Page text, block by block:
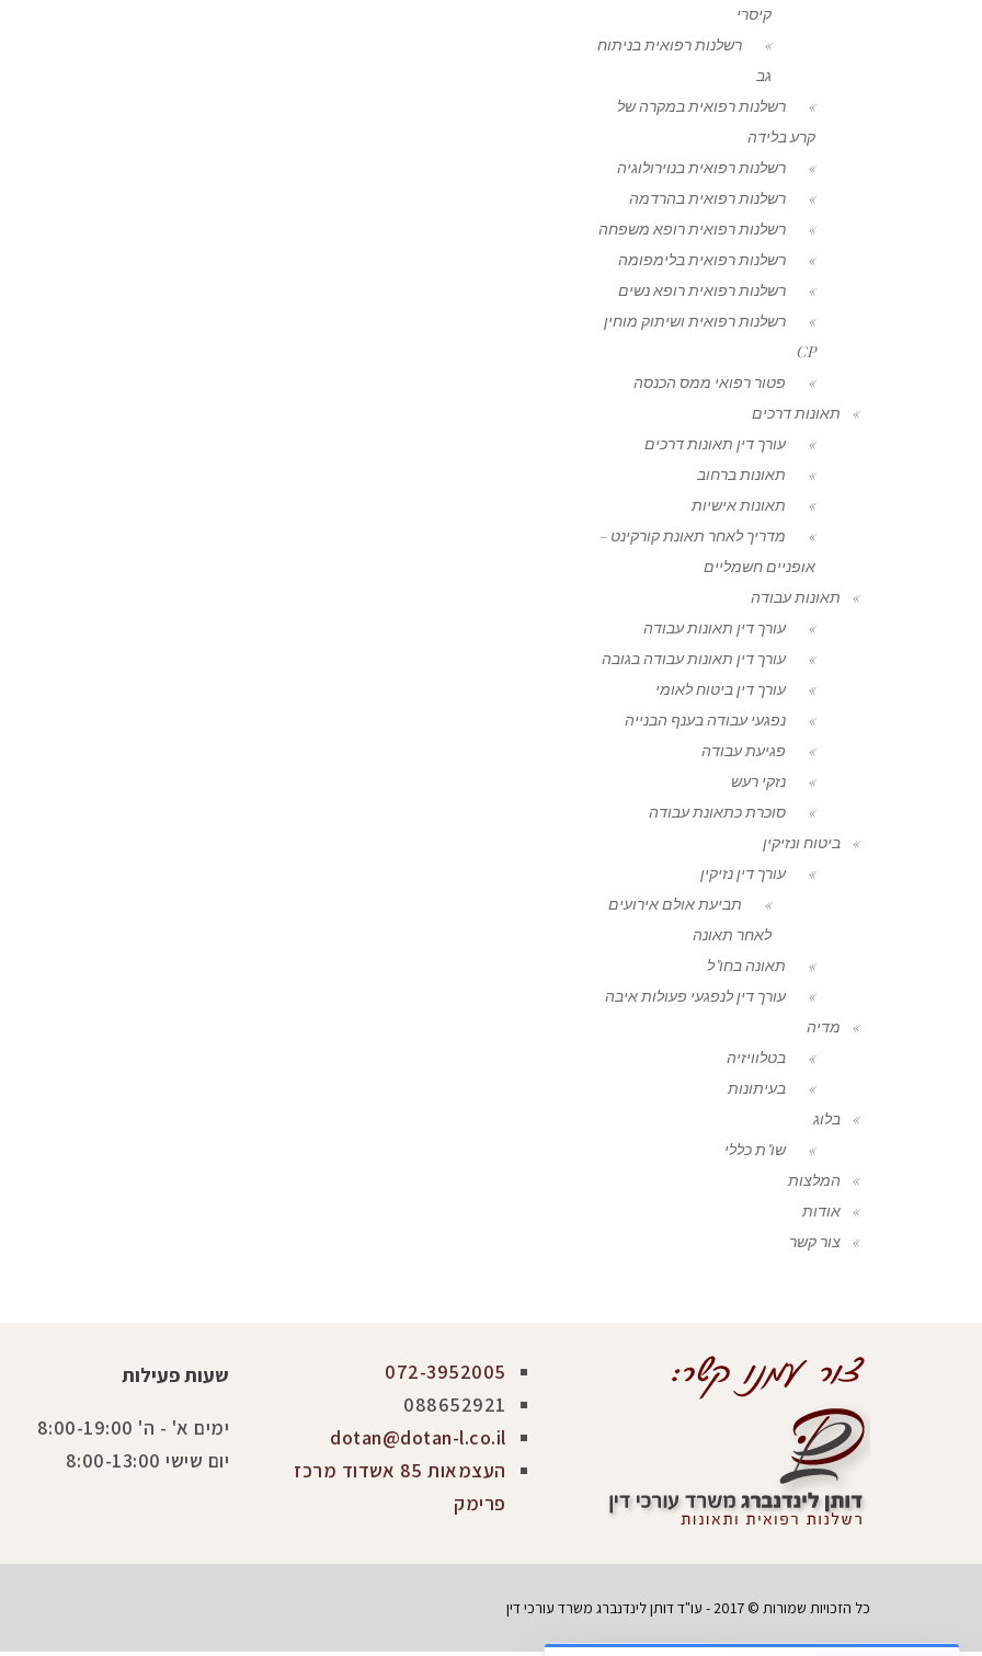
קיסרי
רשלנות רפואית בניתוח
גב
רשלנות רפואית במקרה של
קרע בלידה
רשלנות רפואית בנוירולוגיה
רשלנות רפואית בהרדמה
רשלנות רפואית רופא משפחה
רשלנות רפואית בלימפומה
רשלנות רפואית רופא נשים
רשלנות רפואית ושיתוק מוחין
CP
פטור רפואי ממס הכנסה
תאונות דרכים
עורך דין תאונות דרכים
תאונות ברחוב
תאונות אישיות
מדריך לאחר תאונת קורקינט –
אופניים חשמליים
תאונות עבודה
עורך דין תאונות עבודה
עורך דין תאונות עבודה בגובה
עורך דין ביטוח לאומי
נפגעי עבודה בענף הבנייה
פגיעת עבודה
נזקי רעש
סוכרת כתאונת עבודה
ביטוח ונזיקין
עורך דין נזיקין
תביעת אולם אירועים
לאחר תאונה
תאונה בחו"ל
עורך דין לנפגעי פעולות איבה
מדיה
בטלוויזיה
בעיתונות
בלוג
שו"ת כללי
המלצות
אודות
צור קשר
072-3952005
088652921
dotan@dotan-l.co.il
העצמאות 85 אשדוד מרכז
פרימק
שעות פעילות
ימים א' - ה' 8:00-19:00
יום שישי 8:00-13:00
כל הזכויות שמורות © 2017 - עו"ד דותן לינדנברג משרד עורכי דין